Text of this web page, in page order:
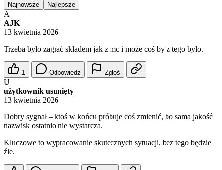
Najnowsze Najlepsze
A
AJK
13 kwietnia 2026
Trzeba było zagrać składem jak z mc i może coś by z tego było.
1 Odpowiedz Zgłoś
U
użytkownik usunięty
13 kwietnia 2026
Dobry sygnał – ktoś w końcu próbuje coś zmienić, bo sama jakość
nazwisk ostatnio nie wystarcza.
Kluczowe to wypracowanie skutecznych sytuacji, bez tego będzie
źle.